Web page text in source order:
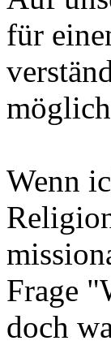
für
Wenn
Frage
doch